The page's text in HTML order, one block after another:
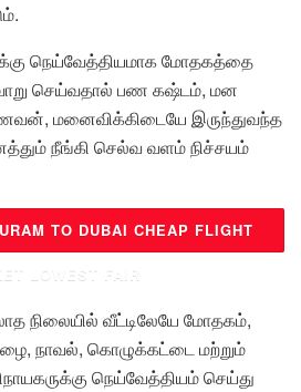
நெய்வேத்தியமாக மோதகத்தை
செய்வதால் பண கஷ்டம், மன
மனைவிக்கிடையே இருந்துவந்த
நீங்கி செல்வ வளம் நிச்சயம்
TO DUBAI CHEAP FLIGHT
LOWEST FAIR
நிலையில் வீட்டிலேயே மோதகம்,
நாவல், கொழுக்கட்டை மற்றும்
நெய்வேத்தியம் செய்து